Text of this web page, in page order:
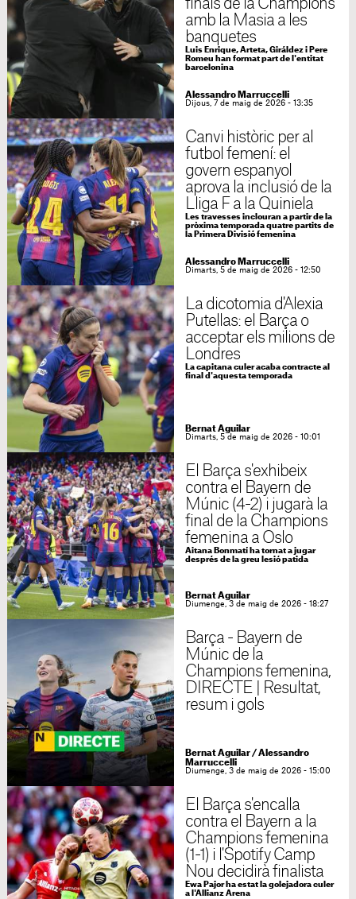
finals de la Champions
amb la Masia a les
banquetes
Luis Enrique, Arteta, Giráldez i Pere
Romeu han format part de l'entitat
barcelonina
Alessandro Marruccelli
Dijous, 7 de maig de 2026 - 13:35
Canvi històric per al
futbol femení: el
govern espanyol
aprova la inclusió de la
Lliga F a la Quiniela
Les travesses inclouran a partir de la
pròxima temporada quatre partits de
la Primera Divisió femenina
Alessandro Marruccelli
Dimarts, 5 de maig de 2026 - 12:50
La dicotomia d'Alexia
Putellas: el Barça o
acceptar els milions de
Londres
La capitana culer acaba contracte al
final d'aquesta temporada
Bernat Aguilar
Dimarts, 5 de maig de 2026 - 10:01
El Barça s'exhibeix
contra el Bayern de
Múnic (4-2) i jugarà la
final de la Champions
femenina a Oslo
Aitana Bonmatí ha tornat a jugar
després de la greu lesió patida
Bernat Aguilar
Diumenge, 3 de maig de 2026 - 18:27
Barça - Bayern de
Múnic de la
Champions femenina,
DIRECTE | Resultat,
resum i gols
Bernat Aguilar/Alessandro
Marruccelli
Diumenge, 3 de maig de 2026 - 15:00
El Barça s'encalla
contra el Bayern a la
Champions femenina
(1-1) i l'Spotify Camp
Nou decidirà finalista
Ewa Pajor ha estat la golejadora culer
a l'Allianz Arena